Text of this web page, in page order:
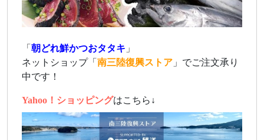
「 朝どれ鮮かつおタタキ 」
ネットショップ「 南三陸復興ストア 」でご注文承り
中です！
Yahoo！ショッピングはこちら↓